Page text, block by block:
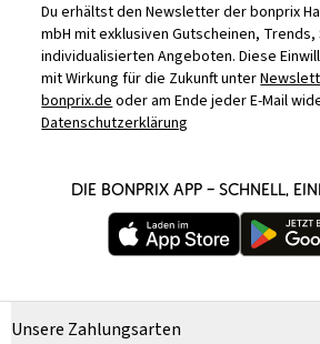
Du erhältst den Newsletter der bonprix
mbH mit exklusiven Gutscheinen, Trends,
individualisierten Angeboten. Diese
mit Wirkung für die Zukunft unter
bonprix.deoder am Ende jeder E-Mail
Datenschutzerklärung
DIE BONPRIX APP – SCHNELL,
Unsere Zahlungsarten